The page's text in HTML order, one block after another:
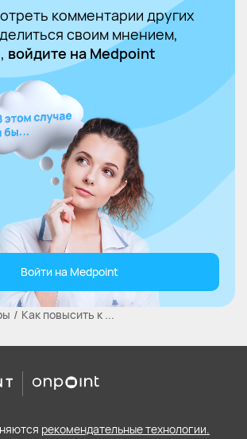
комментарии других
своим мнением,
войдите на Medpoint
Войти на Medpoint
Как повысить к ...
рекомендательные технологии.